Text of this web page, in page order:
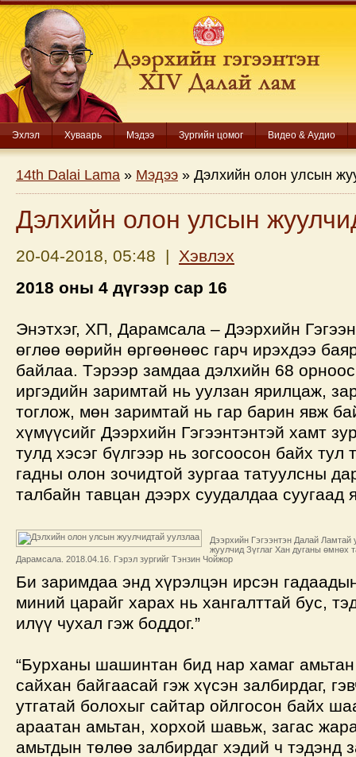
Эхлэл Хуваарь Мэдээ Зургийн цомог Видео & Аудио
14th Dalai Lama » Мэдээ » Дэлхийн олон улсын
Дэлхийн олон улсын
20-04-2018, 05:48 | Хэвлэх
2018 оны 4 дүгээр сар 16
Энэтхэг, ХП, Дарамсала – Дээрхийн
өглөө өөрийн өргөөнөөс гарч ирэхдээ
байлаа. Тэрээр замдаа дэлхийн 68
иргэдийн заримтай нь уулзан ярилцаж,
тоглож, мөн заримтай нь гар барин явж
хүмүүсийг Дээрхийн Гэгээнтэнтэй хамт
тулд хэсэг бүлгээр нь зогсоосон байх тул
гадны олон зочидтой зургаа татуулсны
талбайн тавцан дээрх суудалдаа суугаад
Дээрхийн Гэгээнтэн Далай Ламтай
жуулчид Зүглаг Хан дуганы өмнөх
Дарамсала. 2018.04.16. Гэрэл зургийг Тэнзин Чойжор
Би заримдаа энд хүрэлцэн ирсэн
миний царайг харах нь хангалттай бус,
илүү чухал гэж боддог.”
“Бурханы шашинтан бид нар хамаг
сайхан байгаасай гэж хүсэн залбирдаг,
утгатай болохыг сайтар ойлгосон байх
араатан амьтан, хорхой шавьж, загас
амьтдын төлөө залбирдаг хэдий ч тэдэнд